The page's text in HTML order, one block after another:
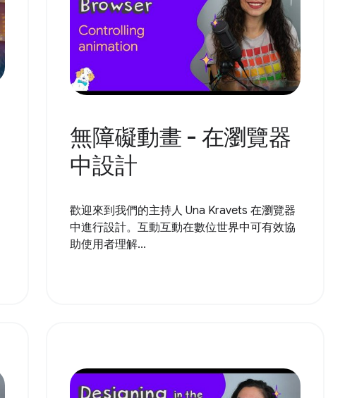
無障礙動畫 - 在瀏覽器
中設計
歡迎來到我們的主持人 Una Kravets 在瀏覽器
中進行設計。互動互動在數位世界中可有效協
助使用者理解...